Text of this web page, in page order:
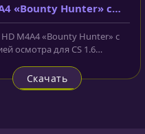
«Bounty Hunter» с
осмотра
M4A4 «Bounty Hunter» с
осмотра для CS 1.6
Скачать